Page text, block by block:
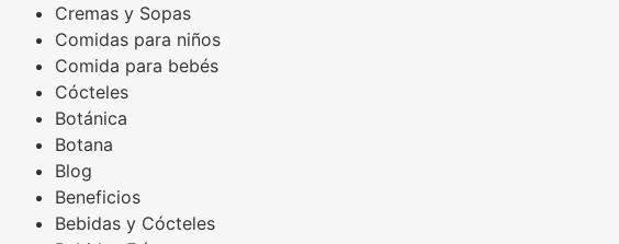
Cremas y Sopas
Comidas para niños
Comida para bebés
Cócteles
Botánica
Botana
Blog
Beneficios
Bebidas y Cócteles